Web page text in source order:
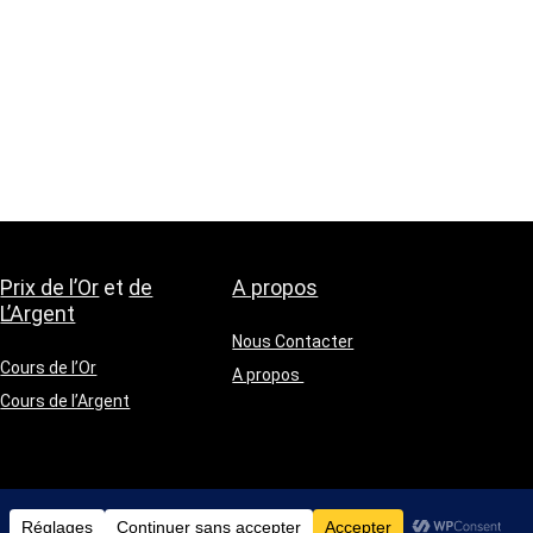
Prix de l’Or et de
L’Argent
Cours de l’Or
Cours de l’Argent
A propos
Nous Contacter
A propos